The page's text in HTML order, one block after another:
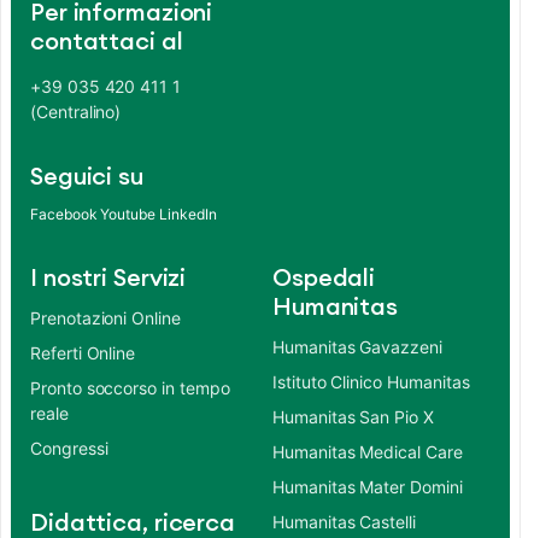
Per informazioni
contattaci al
+39 035 420 411 1
(Centralino)
Seguici su
Facebook Youtube LinkedIn
I nostri Servizi
Prenotazioni Online
Referti Online
Pronto soccorso in tempo
reale
Congressi
Didattica, ricerca
Ospedali
Humanitas
Humanitas Gavazzeni
Istituto Clinico Humanitas
Humanitas San Pio X
Humanitas Medical Care
Humanitas Mater Domini
Humanitas Castelli